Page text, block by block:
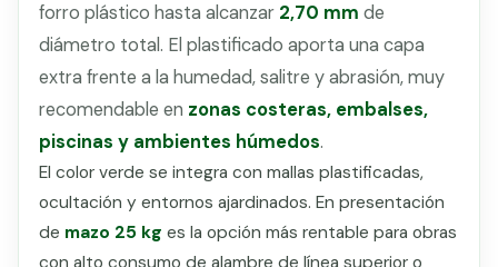
forro plástico hasta alcanzar 2,70 mm de
diámetro total. El plastificado aporta una capa
extra frente a la humedad, salitre y abrasión, muy
recomendable en zonas costeras, embalses,
piscinas y ambientes húmedos.
El color verde se integra con mallas plastificadas,
ocultación y entornos ajardinados. En presentación
de mazo 25 kg es la opción más rentable para obras